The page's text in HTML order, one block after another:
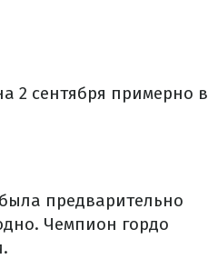
2 сентября примерно в
предварительно
Чемпион гордо